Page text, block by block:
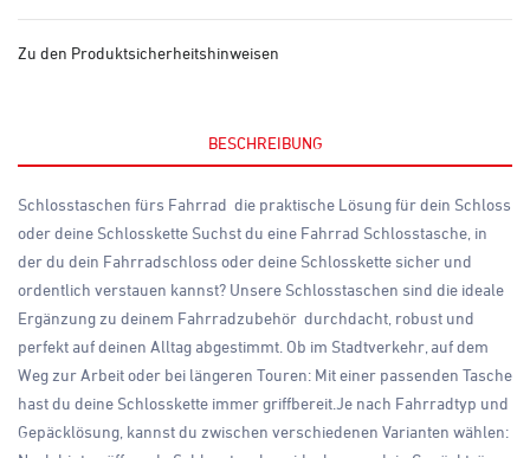
Zu den Produktsicherheitshinweisen
BESCHREIBUNG
Schlosstaschen fürs Fahrrad  die praktische Lösung für dein Schloss
oder deine Schlosskette Suchst du eine Fahrrad Schlosstasche, in
der du dein Fahrradschloss oder deine Schlosskette sicher und
ordentlich verstauen kannst? Unsere Schlosstaschen sind die ideale
Ergänzung zu deinem Fahrradzubehör  durchdacht, robust und
perfekt auf deinen Alltag abgestimmt. Ob im Stadtverkehr, auf dem
Weg zur Arbeit oder bei längeren Touren: Mit einer passenden Tasche
hast du deine Schlosskette immer griffbereit.Je nach Fahrradtyp und
Gepäcklösung, kannst du zwischen verschiedenen Varianten wählen: